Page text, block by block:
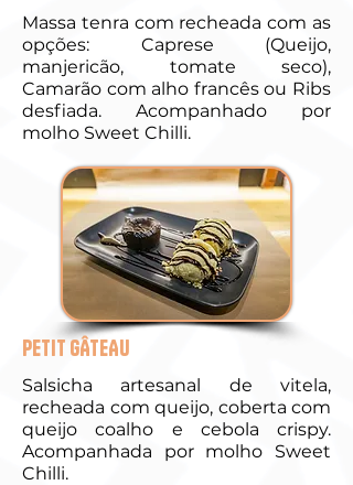
Massa tenra com recheada com as
opções: Caprese (Queijo,
manjericão, tomate seco),
Camarão com alho francês ou Ribs
desfiada. Acompanhado por
molho Sweet Chilli.
PETIT GÂTEAU
Salsicha artesanal de vitela,
recheada com queijo, coberta com
queijo coalho e cebola crispy.
Acompanhada por molho Sweet
Chilli.